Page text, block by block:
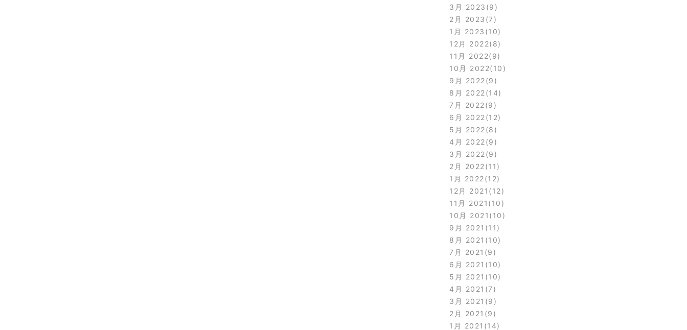
3月 2023 9
2月 2023 7
1月 2023 10
12月 2022 8
11月 2022 9
10月 2022 10
9月 2022 9
8月 2022 14
7月 2022 9
6月 2022 12
5月 2022 8
4月 2022 9
3月 2022 9
2月 2022 11
1月 2022 12
12月 2021
12
11月 2021
10
10月 2021
10
9月 2021
11
8月 2021
10
7月 2021
9
6月 2021
10
5月 2021
10
4月 2021 7
3月 2021
9
2月 2021
9
1月 2021
14